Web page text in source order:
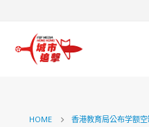
HOME
香港教育局公布学额